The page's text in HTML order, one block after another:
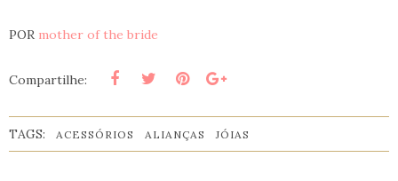
POR mother of the bride
Compartilhe:
TAGS: ACESSÓRIOS ALIANÇAS JÓIAS